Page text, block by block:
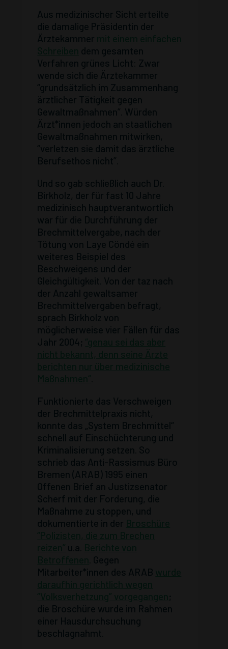
Aus medizinischer Sicht erteilte
die damalige Präsidentin der
Ärztekammer
dem gesamten
Verfahren grünes Licht: Zwar
wende sich die Ärztekammer
“grundsätzlich im Zusammenhang
ärztlicher Tätigkeit gegen
Gewaltmaßnahmen”. Würden
Ärzt*innen jedoch an staatlichen
Gewaltmaßnahmen mitwirken,
“verletzen sie damit das ärztliche
Berufsethos nicht”.
Und so gab schließlich auch Dr.
Birkholz, der für fast 10 Jahre
medizinisch hauptverantwortlich
war für die Durchführung der
Brechmittelvergabe, nach der
Tötung von Laye Cöndé ein
weiteres Beispiel des
Beschweigens und der
Gleichgültigkeit. Von der taz nach
der Anzahl gewaltsamer
Brechmittelvergaben befragt,
sprach Birkholz von
möglicherweise vier Fällen für das
Jahr 2004;
Funktionierte das Verschweigen
der Brechmittelpraxis nicht,
konnte das „System Brechmittel“
schnell auf Einschüchterung und
Kriminalisierung setzen. So
schrieb das Anti-Rassismus Büro
Bremen (ARAB) 1995 einen
Offenen Brief an Justizsenator
Scherf mit der Forderung, die
Maßnahme zu stoppen, und
dokumentierte in der
u.a.
. Gegen
Mitarbeiter*innen des ARAB
;
die Broschüre wurde im Rahmen
einer Hausdurchsuchung
beschlagnahmt.